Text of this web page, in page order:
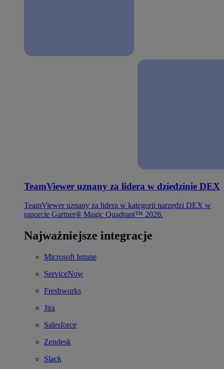
TeamViewer uznany za lidera w dziedzinie DEX
TeamViewer uznany za lidera w kategorii narzędzi DEX w
raporcie Gartner® Magic Quadrant™ 2026.
Najważniejsze integracje
Microsoft Intune
ServiceNow
Freshworks
Jira
Salesforce
Zendesk
Slack